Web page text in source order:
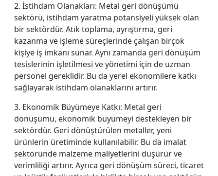
2. İstihdam Olanakları: Metal geri dönüşümü
sektörü, istihdam yaratma potansiyeli yüksek olan
bir sektördür. Atık toplama, ayrıştırma, geri
kazanma ve işleme süreçlerinde çalışan birçok
kişiye iş imkanı sunar. Aynı zamanda geri dönüşüm
tesislerinin işletilmesi ve yönetimi için de uzman
personel gereklidir. Bu da yerel ekonomilere katkı
sağlayarak istihdam olanaklarını artırır.
3. Ekonomik Büyümeye Katkı: Metal geri
dönüşümü, ekonomik büyümeyi destekleyen bir
sektördür. Geri dönüştürülen metaller, yeni
ürünlerin üretiminde kullanılabilir. Bu da imalat
sektöründe malzeme maliyetlerini düşürür ve
verimliliği artırır. Ayrıca geri dönüşüm süreci, ticaret